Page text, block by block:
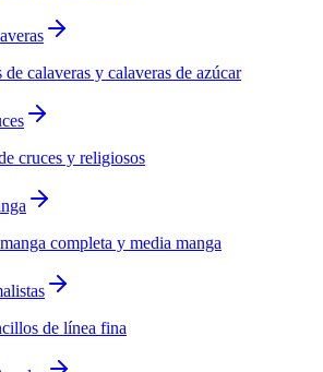
calaveras y calaveras de azúcar
cruces y religiosos
completa y media manga
de línea fina